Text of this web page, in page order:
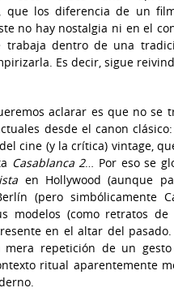
que los diferencia de un
no hay nostalgia ni en el
trabaja dentro de una
Es decir, sigue
aclarar es que no se
desde el canon
cine (y la crítica) vintage,
Casablanca 2… Por eso se
en Hollywood (aunque
(pero simbólicamente
modelos (como retratos de
en el altar del pasado.
repetición de un
ritual aparentemente